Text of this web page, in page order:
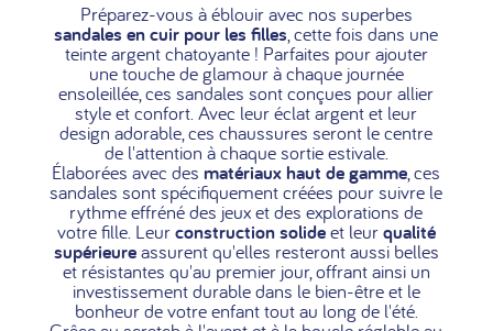
Préparez-vous à éblouir avec nos superbes
sandales en cuir pour les filles, cette fois dans une
teinte argent chatoyante ! Parfaites pour ajouter
une touche de glamour à chaque journée
ensoleillée, ces sandales sont conçues pour allier
style et confort. Avec leur éclat argent et leur
design adorable, ces chaussures seront le centre
de l'attention à chaque sortie estivale.
Élaborées avec desmatériaux haut de gamme, ces
sandales sont spécifiquement créées pour suivre le
rythme effréné des jeux et des explorations de
votre fille. Leurconstruction solideet leurqualité
supérieureassurent qu'elles resteront aussi belles
et résistantes qu'au premier jour, offrant ainsi un
investissement durable dans le bien-être et le
bonheur de votre enfant tout au long de l'été.